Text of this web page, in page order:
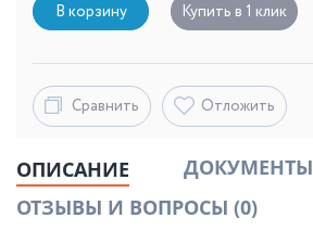
В корзину Купить в 1 клик
Сравнить Отложить
ОПИСАНИЕ
ДОКУМЕНТЫ
ОТЗЫВЫ И ВОПРОСЫ (0)